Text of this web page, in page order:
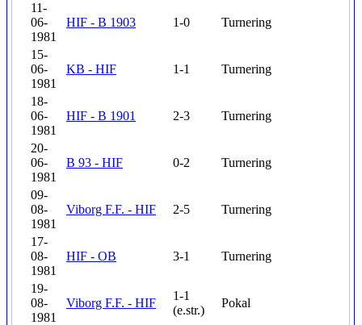
11-
06-
1981
HIF - B 1903 1-0 Turnering
15-
06-
1981
KB - HIF 1-1 Turnering
18-
06-
1981
HIF - B 1901 2-3 Turnering
20-
06-
1981
B 93 - HIF 0-2 Turnering
09-
08-
1981
Viborg F.F. - HIF 2-5 Turnering
17-
08-
1981
HIF - OB 3-1 Turnering
19-
08-
1981
Viborg F.F. - HIF
1-1
(e.str.)
Pokal